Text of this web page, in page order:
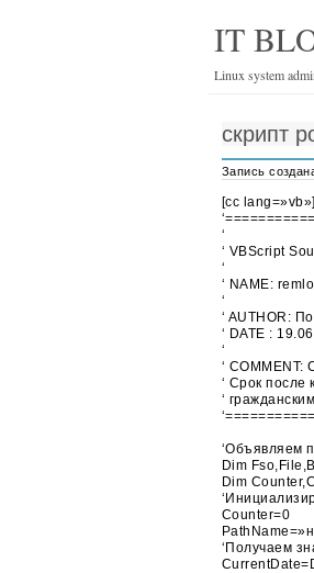
IT
Linux system
скрипт
Запись
[cc lang=»vb»]
‘
‘ VBScript
‘
‘ NAME:
‘
‘ AUTHOR:
‘ DATE :
‘
‘ COMMENT:
‘ Срок после
‘
‘Объявляем
Dim
Dim
Counter=0
‘Получаем